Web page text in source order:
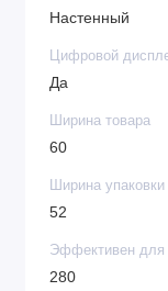
Настенный
Цифровой
Да
Ширина товара
60
Ширина упаковки
52
Эффективен
280